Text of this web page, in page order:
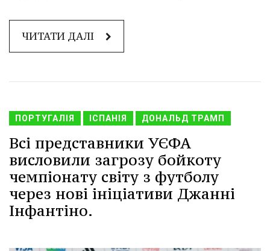
ЧИТАТИ ДАЛІ
ПОРТУГАЛІЯ ІСПАНІЯ ДОНАЛЬД ТРАМП
Всі представники УЄФА
висловили загрозу бойкоту
чемпіонату світу з футболу
через нові ініціативи Джанні
Інфантіно.